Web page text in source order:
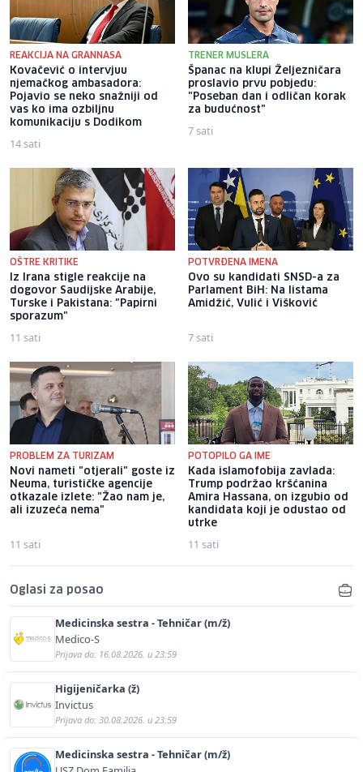
REAKCIJA NA GRANNASA
Kovačević o intervjuu
njemačkog ambasadora:
Pojavio se neko snažniji od
vas ko ima ozbiljnu
komunikaciju s Dodikom
14 sati
TRENER MUSLERA
Španac na klupi Željezničara
proslavio prvu pobjedu:
"Poseban dan i odličan korak
za budućnost"
7 sati
OŠTRE KRITIKE
Iz Irana stigle reakcije na
dogovor Saudijske Arabije,
Turske i Pakistana: "Papirni
sporazum"
11 sati
POTVRĐENA IMENA
Ovo su kandidati SNSD-a za
Parlament BiH: Na listama
Amidžić, Vulić i Višković
7 sati
PROBLEM ZA TURIZAM
Novi nameti "otjerali" goste iz
Neuma, turističke agencije
otkazale izlete: "Žao nam je,
ali izuzeća nema"
11 sati
POTOPILO GA IME
Kada islamofobija zavlada:
Trump podržao kršćanina
Amira Hassana, on izgubio od
kandidata koji je odustao od
utrke
11 sati
Oglasi za posao
Medicinska sestra - Tehničar (m/ž)
Medico-S
Prijava do: 16.08.2026. u 23:59
Higijeničarka (ž)
Invictus
Prijava do: 30.08.2026. u 23:59
Medicinska sestra - Tehničar (m/ž)